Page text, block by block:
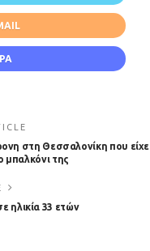
στη Θεσσαλονίκη που είχε
μπαλκόνι της
ηλικία 33 ετών